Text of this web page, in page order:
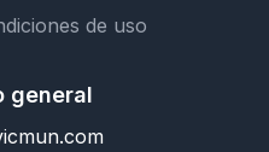
de uso
general